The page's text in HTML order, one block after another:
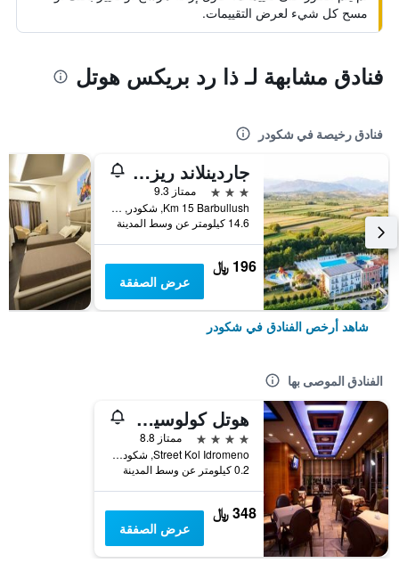
مسح كل شيء لعرض التقييمات.
فنادق مشابهة لـ ذا رد بريكس هوتل
فنادق رخيصة في شكودر
جاردينلاند ريزورت
3 نجوم
ممتاز 9.3
Km 15 Barbullush, شكودر, ألبانيا
14.6 كيلومتر عن وسط المدينة
196 ﷼
عرض الصفقة
شاهد أرخص الفنادق في شكودر
الفنادق الموصى بها
هوتل كولوسيو آند سبا
4 نجوم
ممتاز 8.8
Street Kol Idromeno, شكودر, ألبانيا
0.2 كيلومتر عن وسط المدينة
348 ﷼
عرض الصفقة